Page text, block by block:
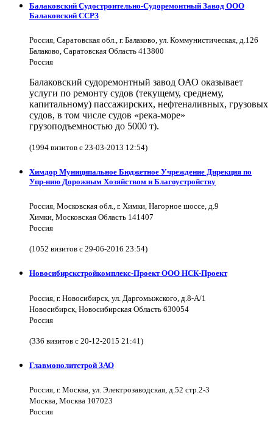
Балаковский Судостроительно-Судоремонтный Завод ООО
Балаковский ССРЗ
Россия, Саратовская обл., г. Балаково, ул. Коммунистическая, д.126
Балаково, Саратовская Область 413800
Россия
Балаковский судоремонтный завод ОАО оказывает
услуги по ремонту судов (текущему, среднему,
капитальному) пассажирских, нефтеналивных, грузовых
судов, в том числе судов «река-море»
грузоподъемностью до 5000 т).
(1994 визитов с 23-03-2013 12:54)
Химдор Муниципальное Бюджетное Учреждение Дирекция по
Упр-нию Дорожным Хозяйством и Благоустройству
Россия, Московская обл., г. Химки, Нагорное шоссе, д.9
Химки, Московская Область 141407
Россия
(1052 визитов с 29-06-2016 23:54)
Новосибирскстройкомплекс-Проект ООО НСК-Проект
Россия, г. Новосибирск, ул. Даргомыжского, д.8-А/1
Новосибирск, Новосибирская Область 630054
Россия
(336 визитов с 20-12-2015 21:41)
Главмонолитстрой ЗАО
Россия, г. Москва, ул. Электрозаводская, д.52 стр.2-3
Москва, Москва 107023
Россия